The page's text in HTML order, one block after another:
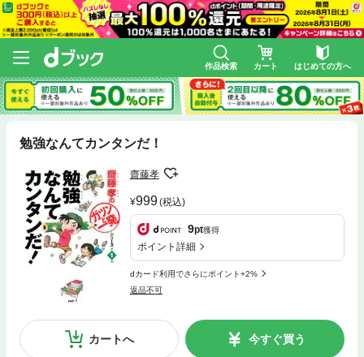
作品検索 カート はじめての方へ
勉強なんてカンタンだ！
齋藤孝
999(税込)
9pt獲得
ポイント詳細
dカード利用でさらにポイント+2%
返品不可
カートへ 今すぐ買う